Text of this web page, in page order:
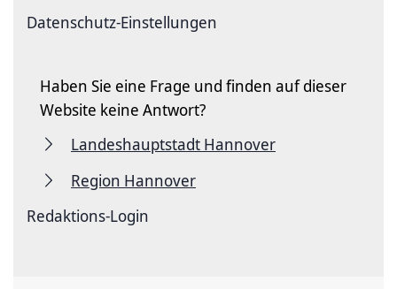
Datenschutz-Einstellungen
Haben Sie eine Frage und finden auf dieser
Website keine Antwort?
Landeshauptstadt Hannover
Region Hannover
Redaktions-Login